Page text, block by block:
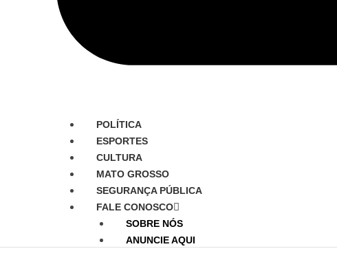
POLÍTICA
ESPORTES
CULTURA
MATO GROSSO
SEGURANÇA PÚBLICA
FALE CONOSCO
SOBRE NÓS
ANUNCIE AQUI